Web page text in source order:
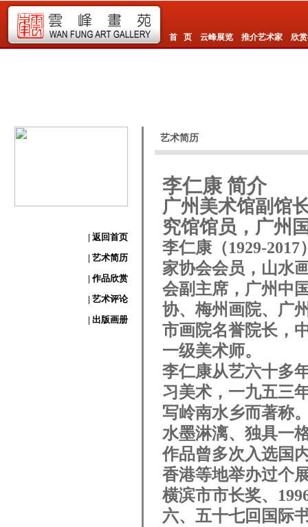
首 页 云峰展览 推介艺术家 欣
| 返回首页
| 艺术简历
| 作品欣赏
| 艺术评论
| 出版画册
艺术简历
李仁康 简介
广州美术馆副馆
究馆馆员，广州
李仁康（1929-
家协会会员，山水
会副主席，广州中
协、梅州画院、广
市画院名誉院长，
一级美术师。
李仁康从艺六十多
习美术，一九五三
写岭南水乡而著称
水墨淋漓、独具一
作品曾多次入选国
香港等地举办过个
横滨市市长奖、
六、五十七回国际